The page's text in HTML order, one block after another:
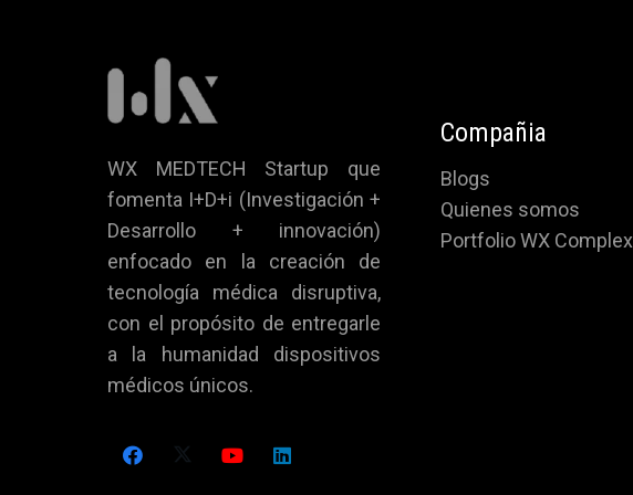
WX MEDTECH Startup que
fomenta I+D+i (Investigación +
Desarrollo + innovación)
enfocado en la creación de
tecnología médica disruptiva,
con el propósito de entregarle
a la humanidad dispositivos
médicos únicos.
Compañia
Blogs
Quienes somos
Portfolio WX Complex